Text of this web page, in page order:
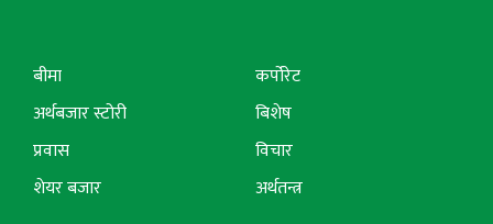
बीमा
अर्थबजार स्टोरी
प्रवास
शेयर बजार
कर्पोरेट
बिशेष
विचार
अर्थतन्त्र